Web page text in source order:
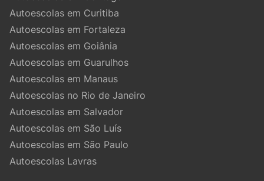
Autoescolas em Curitiba
Autoescolas em Fortaleza
Autoescolas em Goiânia
Autoescolas em Guarulhos
Autoescolas em Manaus
Autoescolas no Rio de Janeiro
Autoescolas em Salvador
Autoescolas em São Luís
Autoescolas em São Paulo
Autoescolas Lavras